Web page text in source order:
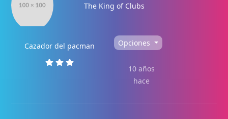
The King of Clubs
Cazador del pacman Opciones
10 años
hace